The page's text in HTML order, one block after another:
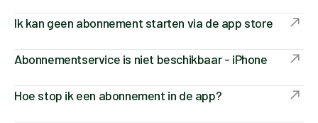
Ik kan geen abonnement starten via de app store
Abonnementservice is niet beschikbaar - iPhone
Hoe stop ik een abonnement in de app?